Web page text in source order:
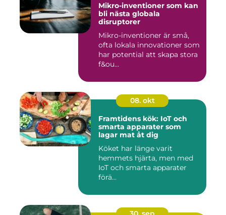
Mikro-inventioner som kan
bli nästa globala
disruptorer
Mikro-inventioner är små,
ofta lokala innovationer som
har potential att skapa stora
f&ou...
08. okt
Framtidens kök: IoT och
smarta apparater som
lagar mat åt dig
Köket har länge varit
hemmets hjärta, men med
IoT och smarta apparater
förä...